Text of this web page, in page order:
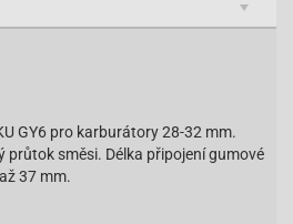
GY6 pro karburátory 28-32 mm.
průtok směsi. Délka připojení gumové
37 mm.